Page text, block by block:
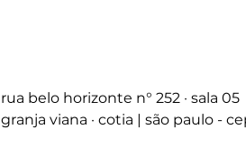
rua belo horizonte n° 252 · sala 05
granja viana · cotia | são paulo -